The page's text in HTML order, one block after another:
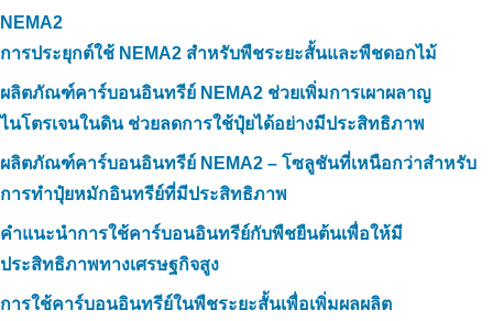
NEMA2
การประยุกต์ใช้ NEMA2 สำหรับพืชระยะสั้นและพืชดอกไม้
ผลิตภัณฑ์คาร์บอนอินทรีย์ NEMA2 ช่วยเพิ่มการเผาผลาญ
ไนโตรเจนในดิน ช่วยลดการใช้ปุ๋ยได้อย่างมีประสิทธิภาพ
ผลิตภัณฑ์คาร์บอนอินทรีย์ NEMA2 – โซลูชันที่เหนือกว่าสำหรับ
การทำปุ๋ยหมักอินทรีย์ที่มีประสิทธิภาพ
คำแนะนำการใช้คาร์บอนอินทรีย์กับพืชยืนต้นเพื่อให้มี
ประสิทธิภาพทางเศรษฐกิจสูง
การใช้คาร์บอนอินทรีย์ในพืชระยะสั้นเพื่อเพิ่มผลผลิต